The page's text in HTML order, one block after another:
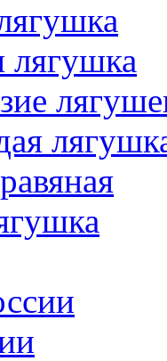
лягушка